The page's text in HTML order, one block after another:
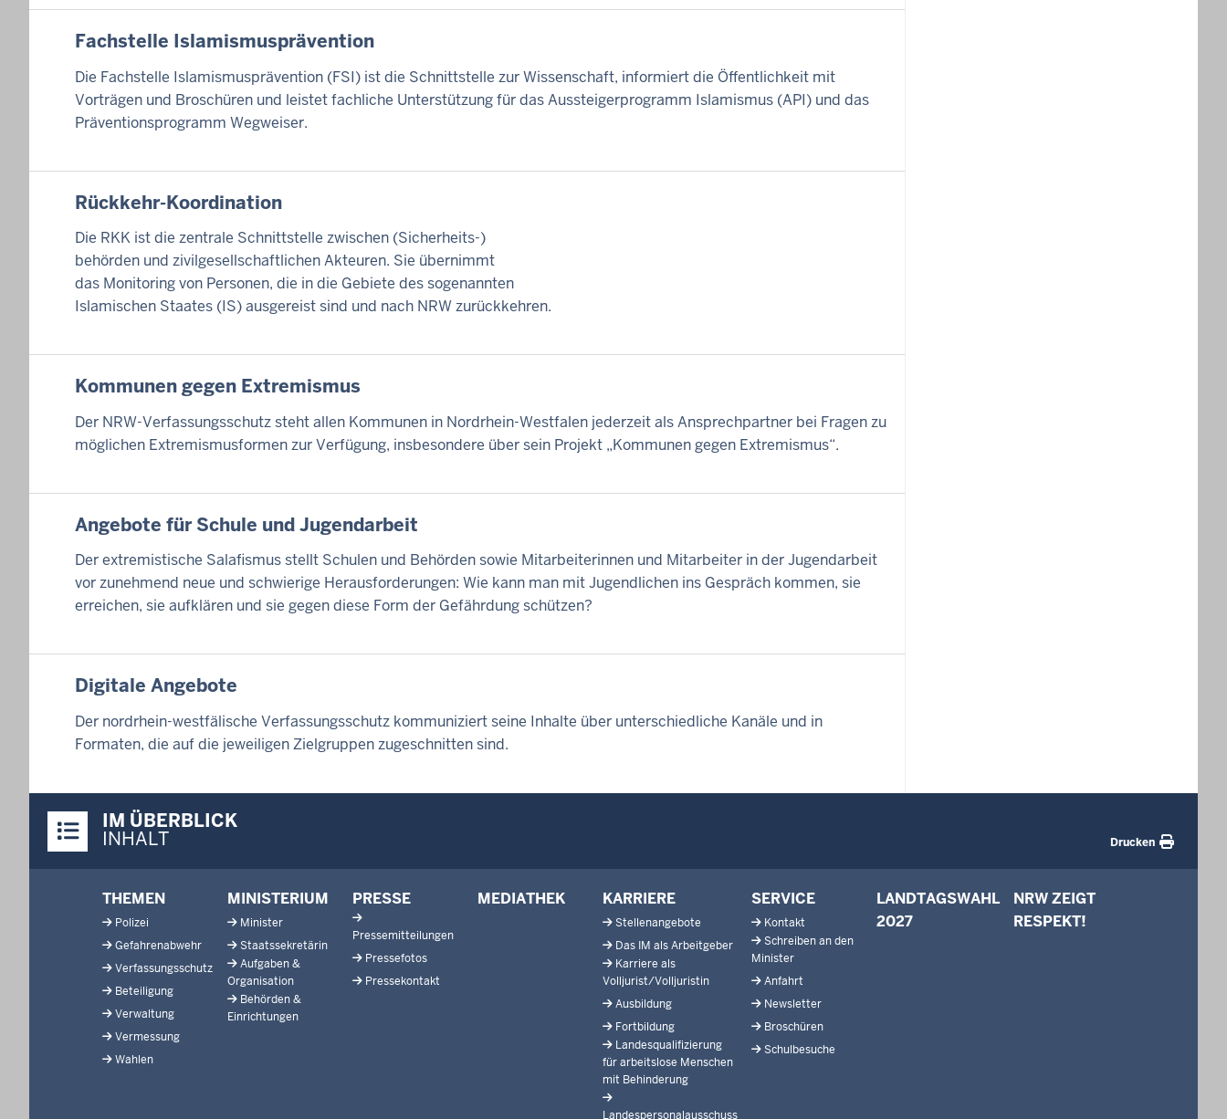
Fachstelle Islamismusprävention
Die Fachstelle Islamismusprävention (FSI) ist die Schnittstelle zur Wissenschaft, informiert die Öffentlichkeit mit
Vorträgen und Broschüren und leistet fachliche Unterstützung für das Aussteigerprogramm Islamismus (API) und das
Präventionsprogramm Wegweiser.
Rückkehr-Koordination
Die RKK ist die zentrale Schnittstelle zwischen (Sicherheits-)
behörden und zivilgesellschaftlichen Akteuren. Sie übernimmt
das Monitoring von Personen, die in die Gebiete des sogenannten
Islamischen Staates (IS) ausgereist sind und nach NRW zurückkehren.
Kommunen gegen Extremismus
Der NRW-Verfassungsschutz steht allen Kommunen in Nordrhein-Westfalen jederzeit als Ansprechpartner bei Fragen zu
möglichen Extremismusformen zur Verfügung, insbesondere über sein Projekt „Kommunen gegen Extremismus“.
Angebote für Schule und Jugendarbeit
Der extremistische Salafismus stellt Schulen und Behörden sowie Mitarbeiterinnen und Mitarbeiter in der Jugendarbeit
vor zunehmend neue und schwierige Herausforderungen: Wie kann man mit Jugendlichen ins Gespräch kommen, sie
erreichen, sie aufklären und sie gegen diese Form der Gefährdung schützen?
Digitale Angebote
Der nordrhein-westfälische Verfassungsschutz kommuniziert seine Inhalte über unterschiedliche Kanäle und in
Formaten, die auf die jeweiligen Zielgruppen zugeschnitten sind.
Inhalte
IM ÜBERBLICK
INHALT Drucken
THEMEN
Polizei
Gefahrenabwehr
Verfassungsschutz
Beteiligung
Verwaltung
Vermessung
Wahlen
MINISTERIUM
Minister
Staatssekretärin
Aufgaben &
Organisation
Behörden &
Einrichtungen
PRESSE
Pressemitteilungen
Pressefotos
Pressekontakt
MEDIATHEK KARRIERE
Stellenangebote
Das IM als Arbeitgeber
Karriere als
Volljurist/Volljuristin
Ausbildung
Fortbildung
Landesqualifizierung
für arbeitslose Menschen
mit Behinderung
Landespersonalausschuss
SERVICE
Kontakt
Schreiben an den
Minister
Anfahrt
Newsletter
Broschüren
Schulbesuche
LANDTAGSWAHL
2027
NRW ZEIGT
RESPEKT!